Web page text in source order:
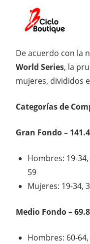
De acuerdo con la
World Series, la
mujeres, divididos
Categorías de
Gran Fondo –
Hombres: 19-34,
59
Mujeres: 19-34,
Medio Fondo –
Hombres: 60-64,